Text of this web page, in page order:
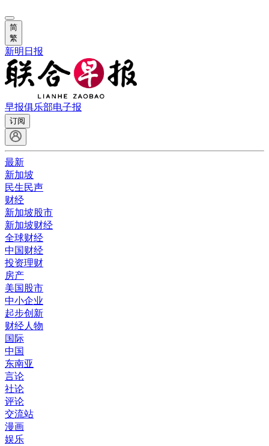
简
繁
新明日报
早报俱乐部电子报
订阅
最新
新加坡
民生民声
财经
新加坡股市
新加坡财经
全球财经
中国财经
投资理财
房产
美国股市
中小企业
起步创新
财经人物
国际
中国
东南亚
言论
社论
评论
交流站
漫画
娱乐